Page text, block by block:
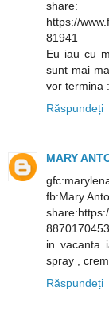
share:
https://
81941
Eu iau cu
sunt mai
vor termina
Răspundeți
MARY
fb:Mary
in vacanta
spray ,
Răspundeți